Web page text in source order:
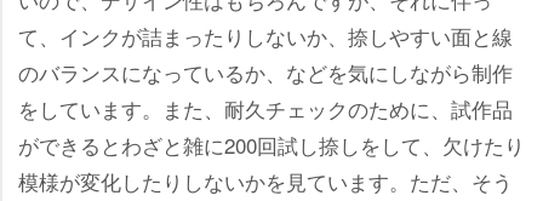
て、インクが詰まったりしないか、捺しやすい面と線
のバランスになっているか、などを気にしながら制作
をしています。また、耐久チェックのために、試作品
ができるとわざと雑に200回試し捺しをして、欠けたり
模様が変化したりしないかを見ています。ただ、そう